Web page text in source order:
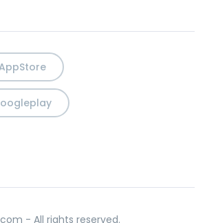
- All rights reserved.